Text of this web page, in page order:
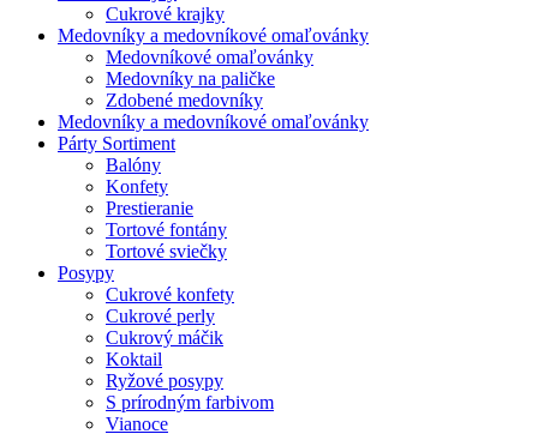
Cukrové krajky
Medovníky a medovníkové omaľovánky
Medovníkové omaľovánky
Medovníky na paličke
Zdobené medovníky
Medovníky a medovníkové omaľovánky
Párty Sortiment
Balóny
Konfety
Prestieranie
Tortové fontány
Tortové sviečky
Posypy
Cukrové konfety
Cukrové perly
Cukrový máčik
Koktail
Ryžové posypy
S prírodným farbivom
Vianoce